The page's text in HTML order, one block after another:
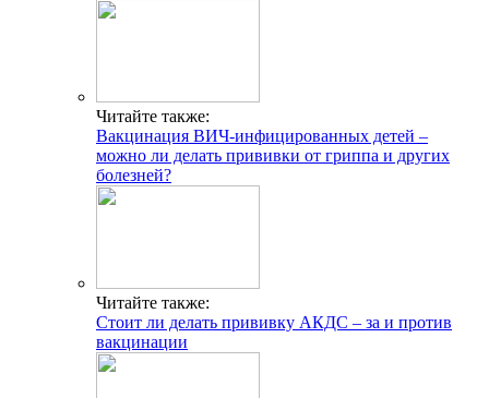
Читайте также:
Вакцинация ВИЧ-инфицированных детей –
можно ли делать прививки от гриппа и других
болезней?
Читайте также:
Стоит ли делать прививку АКДС – за и против
вакцинации